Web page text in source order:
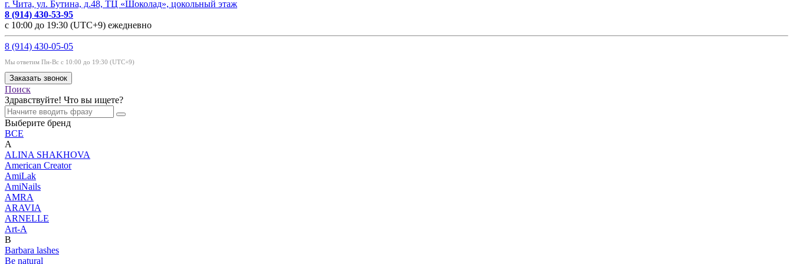
г. Чита, ул. Бутина, д.48, ТЦ «Шоколад», цокольный этаж
8 (914) 430-53-95
с 10:00 до 19:30 (UTC+9) ежедневно
8 (914) 430-05-05
Мы ответим Пн-Вс с 10:00 до 19:30 (UTC+9)
Заказать звонок
Поиск
Здравствуйте! Что вы ищете?
Выберите бренд
ВСЕ
A
ALINA SHAKHOVA
American Creator
AmiLak
AmiNails
AMRA
ARAVIA
ARNELLE
Art-A
B
Barbara lashes
Be natural